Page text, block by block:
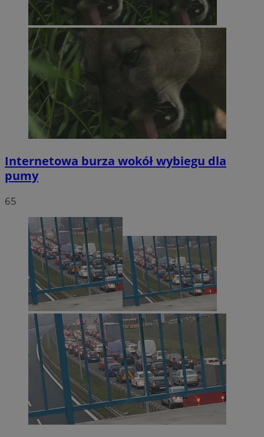
Internetowa burza wokół wybiegu dla
pumy
65